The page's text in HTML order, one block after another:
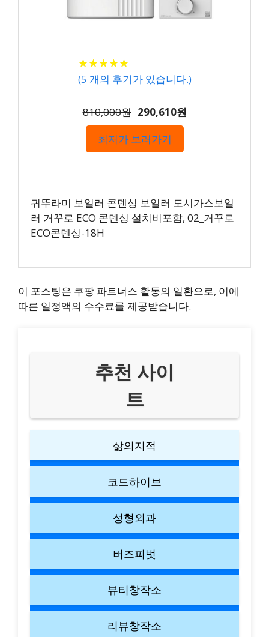
★★★★★
★★★★★
(5 개의 후기가 있습니다.)
810,000원 290,610원
최저가 보러가기
귀뚜라미 보일러 콘덴싱 보일러 도시가스보일
러 거꾸로 ECO 콘덴싱 설치비포함, 02_거꾸로
ECO콘덴싱-18H
이 포스팅은 쿠팡 파트너스 활동의 일환으로, 이에
따른 일정액의 수수료를 제공받습니다.
추천 사이
트
삶의지적
코드하이브
성형외과
버즈피벗
뷰티창작소
리뷰창작소